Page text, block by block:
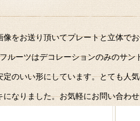
をお送り頂いてプレートと立体で
ルーツはデコレーションのみのサン
のいい形にしています。とても人気
なりました。お気軽にお問い合わ